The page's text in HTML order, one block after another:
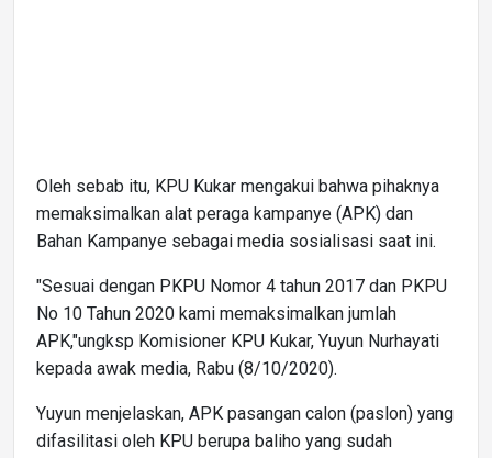
Oleh sebab itu, KPU Kukar mengakui bahwa pihaknya
memaksimalkan alat peraga kampanye (APK) dan
Bahan Kampanye sebagai media sosialisasi saat ini.
"Sesuai dengan PKPU Nomor 4 tahun 2017 dan PKPU
No 10 Tahun 2020 kami memaksimalkan jumlah
APK,"ungksp Komisioner KPU Kukar, Yuyun Nurhayati
kepada awak media, Rabu (8/10/2020).
Yuyun menjelaskan, APK pasangan calon (paslon) yang
difasilitasi oleh KPU berupa baliho yang sudah